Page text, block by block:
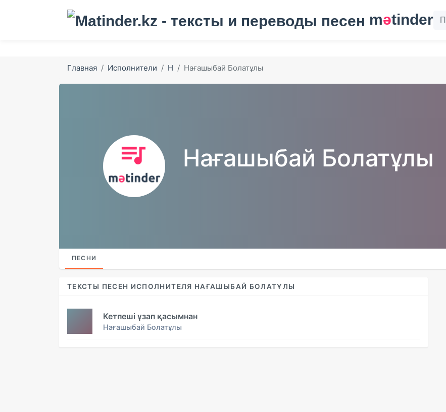
mәtinder
Главная Исполнители Н Нағашыбай Болатұлы
Нағашыбай Болатұлы
ПЕСНИ
ТЕКСТЫ ПЕСЕН ИСПОЛНИТЕЛЯ НАҒАШЫБАЙ БОЛАТҰЛЫ
Кетпеші ұзап қасымнан
Нағашыбай Болатұлы